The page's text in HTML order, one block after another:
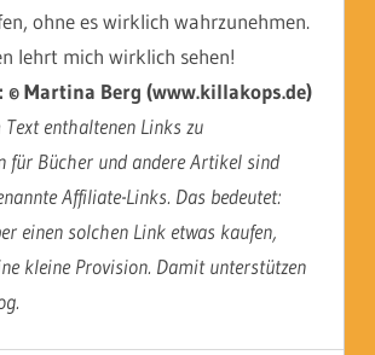
ohne es wirklich wahrzunehmen.
lehrt mich wirklich sehen!
© Martina Berg (www.killakops.de)
enthaltenen Links zu
für Bücher und andere Artikel sind
Affiliate-Links. Das bedeutet:
einen solchen Link etwas kaufen,
kleine Provision. Damit unterstützen